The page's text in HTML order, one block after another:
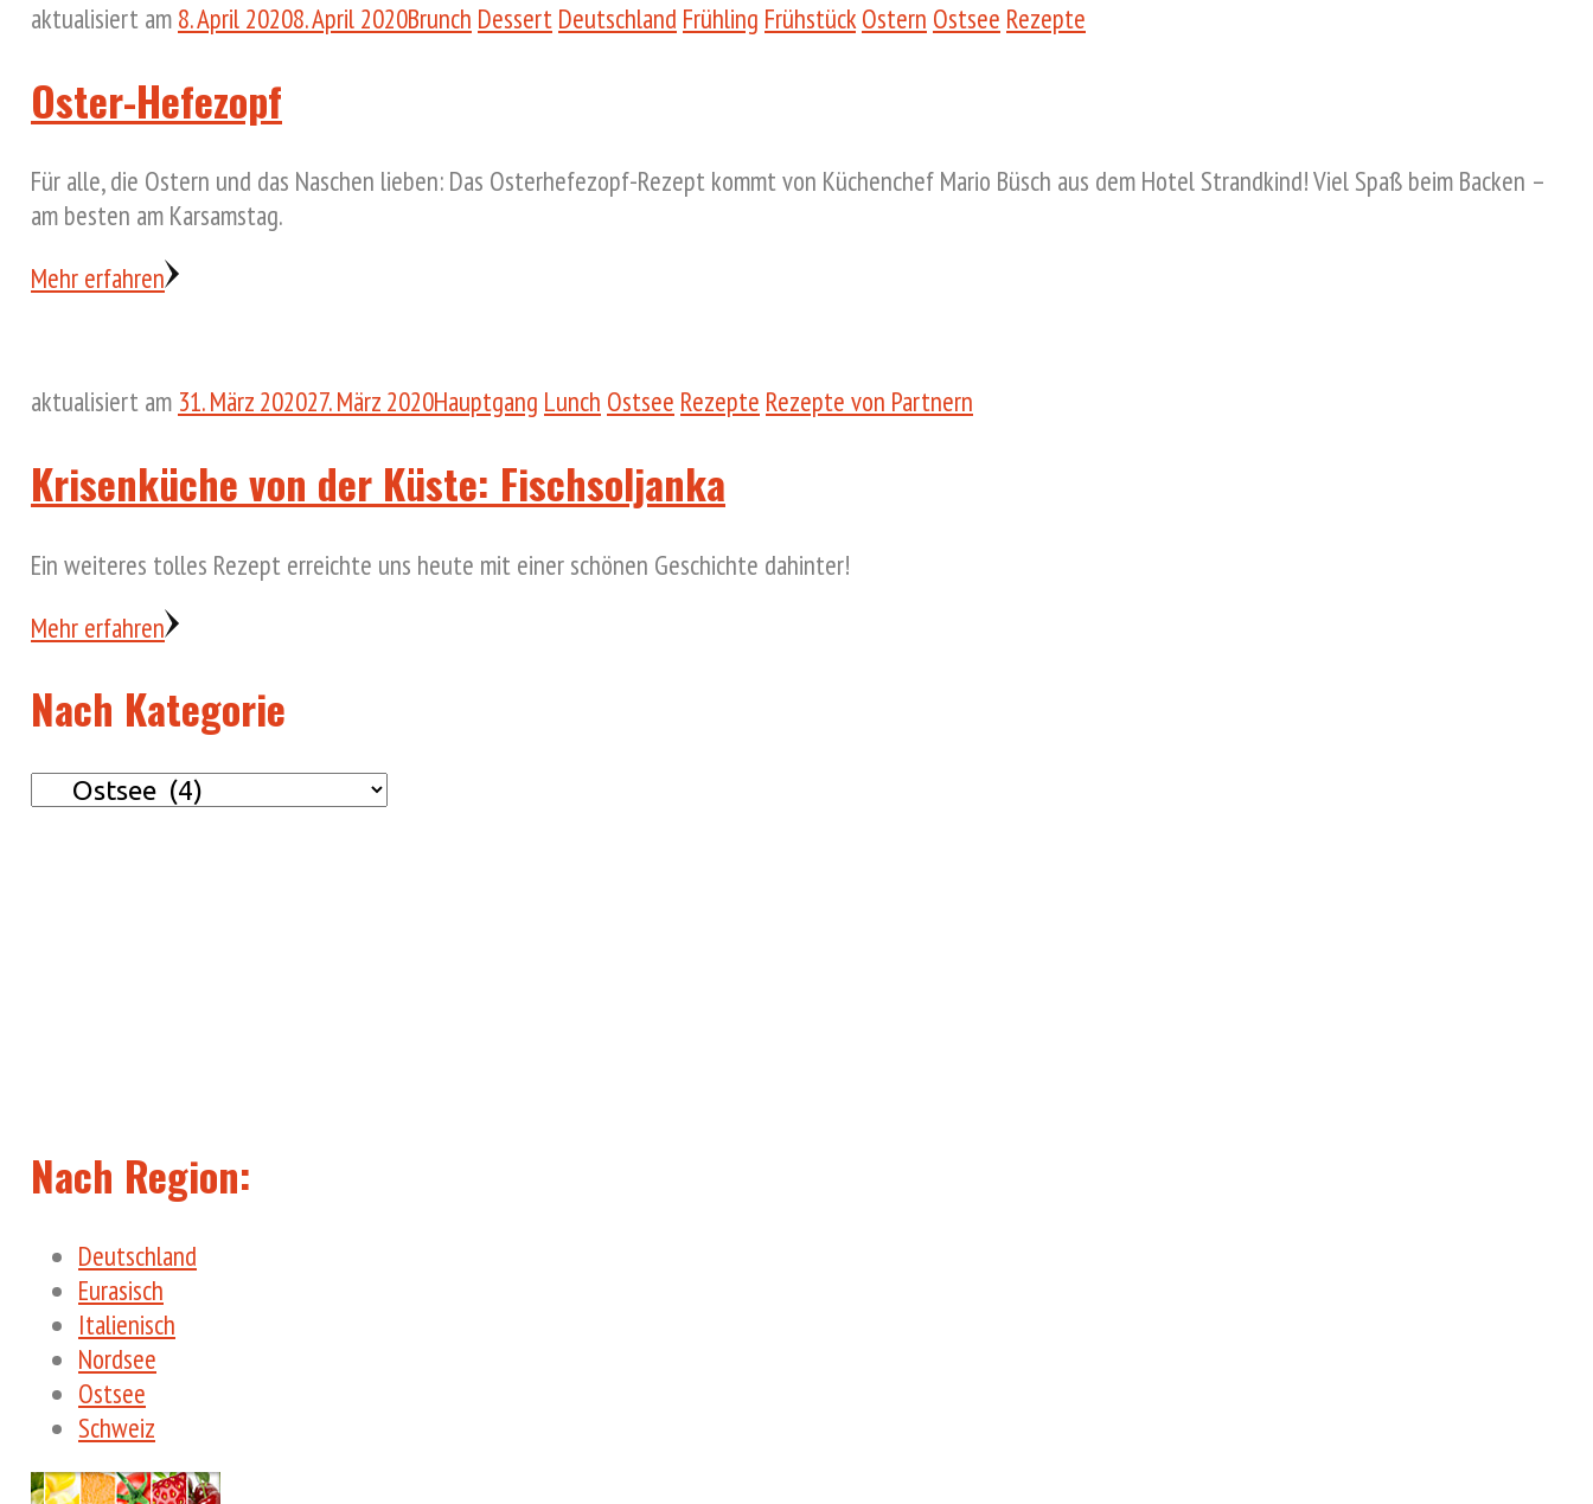
aktualisiert am 8. April 20208. April 2020Brunch Dessert Deutschland Frühling Frühstück Ostern Ostsee Rezepte
Oster-Hefezopf
Für alle, die Ostern und das Naschen lieben: Das Osterhefezopf-Rezept kommt von Küchenchef Mario Büsch aus dem Hotel Strandkind! Viel Spaß beim Backen –
am besten am Karsamstag.
Mehr erfahren
aktualisiert am 31. März 202027. März 2020Hauptgang Lunch Ostsee Rezepte Rezepte von Partnern
Krisenküche von der Küste: Fischsoljanka
Ein weiteres tolles Rezept erreichte uns heute mit einer schönen Geschichte dahinter!
Mehr erfahren
Nach Kategorie
Nach
Nach Region:
Deutschland
Eurasisch
Italienisch
Nordsee
Ostsee
Schweiz